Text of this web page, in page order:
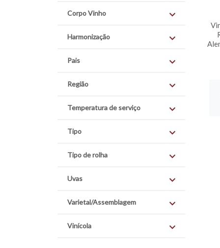
Corpo Vinho
Harmonização
Pais
Região
Temperatura de serviço
Tipo
Tipo de rolha
Uvas
Varietal/Assemblagem
Vinícola